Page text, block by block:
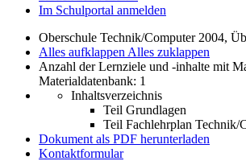
Im Schulportal anmelden
Oberschule Technik/Computer 2004,
Alles aufklappen Alles zuklappen
Anzahl der Lernziele und -inhalte mit
Materialdatenbank: 1
Inhaltsverzeichnis
Teil Grundlagen
Teil Fachlehrplan Technik/
Dokument als PDF herunterladen
Kontaktformular